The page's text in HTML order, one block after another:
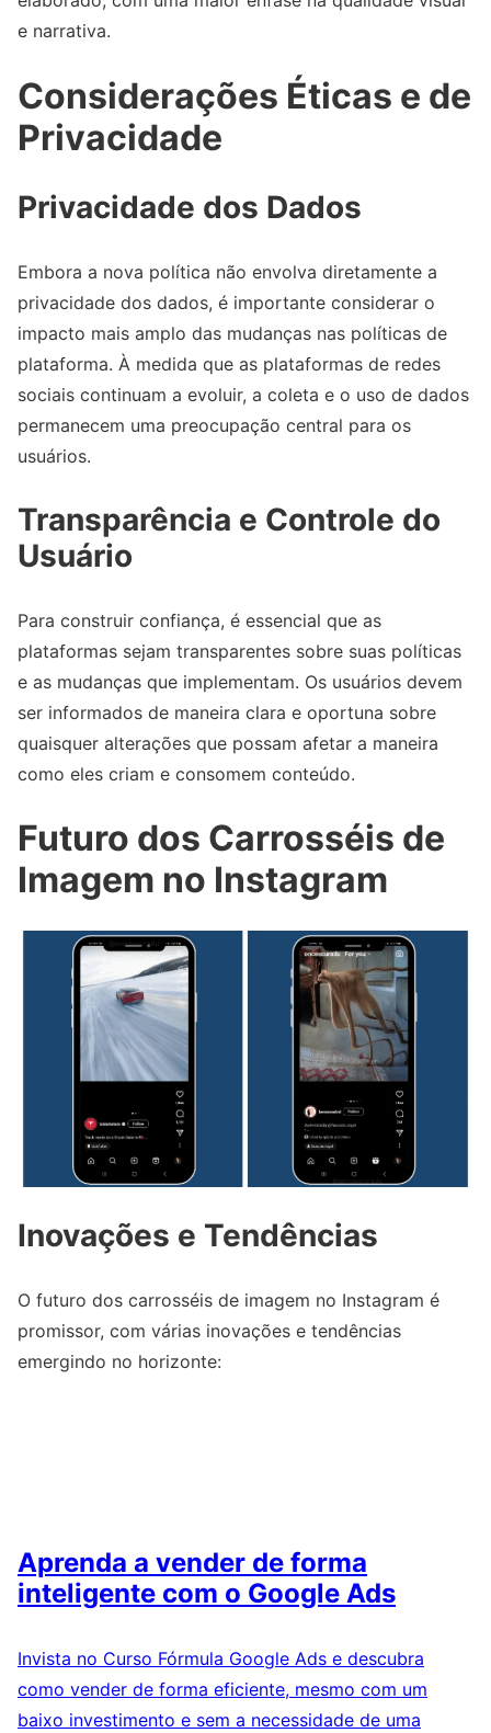
e narrativa.
Considerações Éticas e de
Privacidade
Privacidade dos Dados
Embora a nova política não envolva diretamente a
privacidade dos dados, é importante considerar o
impacto mais amplo das mudanças nas políticas de
plataforma. À medida que as plataformas de redes
sociais continuam a evoluir, a coleta e o uso de dados
permanecem uma preocupação central para os
usuários.
Transparência e Controle do
Usuário
Para construir confiança, é essencial que as
plataformas sejam transparentes sobre suas políticas
e as mudanças que implementam. Os usuários devem
ser informados de maneira clara e oportuna sobre
quaisquer alterações que possam afetar a maneira
como eles criam e consomem conteúdo.
Futuro dos Carrosséis de
Imagem no Instagram
Inovações e Tendências
O futuro dos carrosséis de imagem no Instagram é
promissor, com várias inovações e tendências
emergindo no horizonte:
Aprenda a vender de forma
inteligente com o Google Ads
Invista no Curso Fórmula Google Ads e descubra
como vender de forma eficiente, mesmo com um
baixo investimento e sem a necessidade de uma